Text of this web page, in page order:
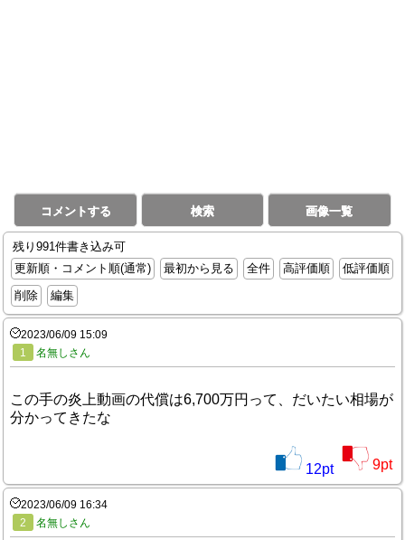
コメントする 検索 画像一覧
残り991件書き込み可
更新順・コメント順(通常)
最初から見る 全件 高評価順
低評価順
削除
編集
2023/06/09 15:09
1
名無しさん
この手の炎上動画の代償は6,700万円って、だいたい相場が
分かってきたな
12pt 9pt
2023/06/09 16:34
2
名無しさん